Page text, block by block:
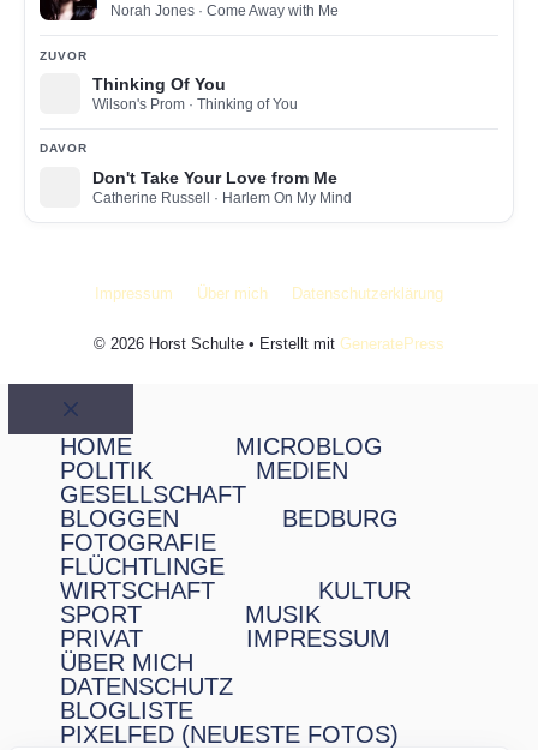
Norah Jones · Come Away with Me
ZUVOR
Thinking Of You
Wilson's Prom · Thinking of You
DAVOR
Don't Take Your Love from Me
Catherine Russell · Harlem On My Mind
Impressum Über mich Datenschutzerklärung
© 2026 Horst Schulte • Erstellt mit GeneratePress
Schließen
HOME
MICROBLOG
POLITIK
MEDIEN
GESELLSCHAFT
BLOGGEN
BEDBURG
FOTOGRAFIE
FLÜCHTLINGE
WIRTSCHAFT
KULTUR
SPORT
MUSIK
PRIVAT
IMPRESSUM
ÜBER MICH
DATENSCHUTZ
BLOGLISTE
PIXELFED (NEUESTE FOTOS)